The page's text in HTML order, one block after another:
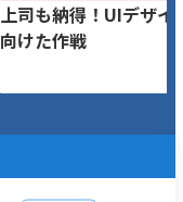
上司も納得！UIデザイ
向けた作戦